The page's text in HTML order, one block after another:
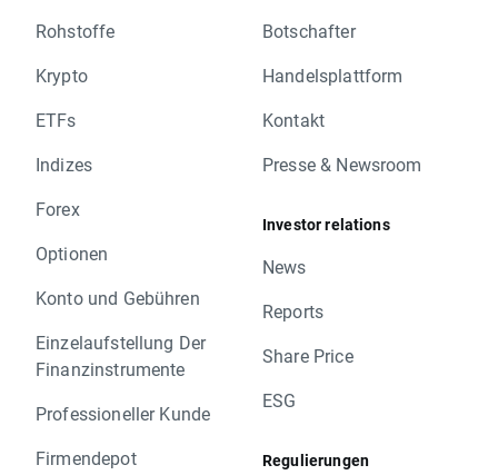
Rohstoffe
Krypto
ETFs
Indizes
Forex
Optionen
Konto und Gebühren
Einzelaufstellung Der
Finanzinstrumente
Professioneller Kunde
Firmendepot
Botschafter
Handelsplattform
Kontakt
Presse & Newsroom
Investor relations
News
Reports
Share Price
ESG
Regulierungen